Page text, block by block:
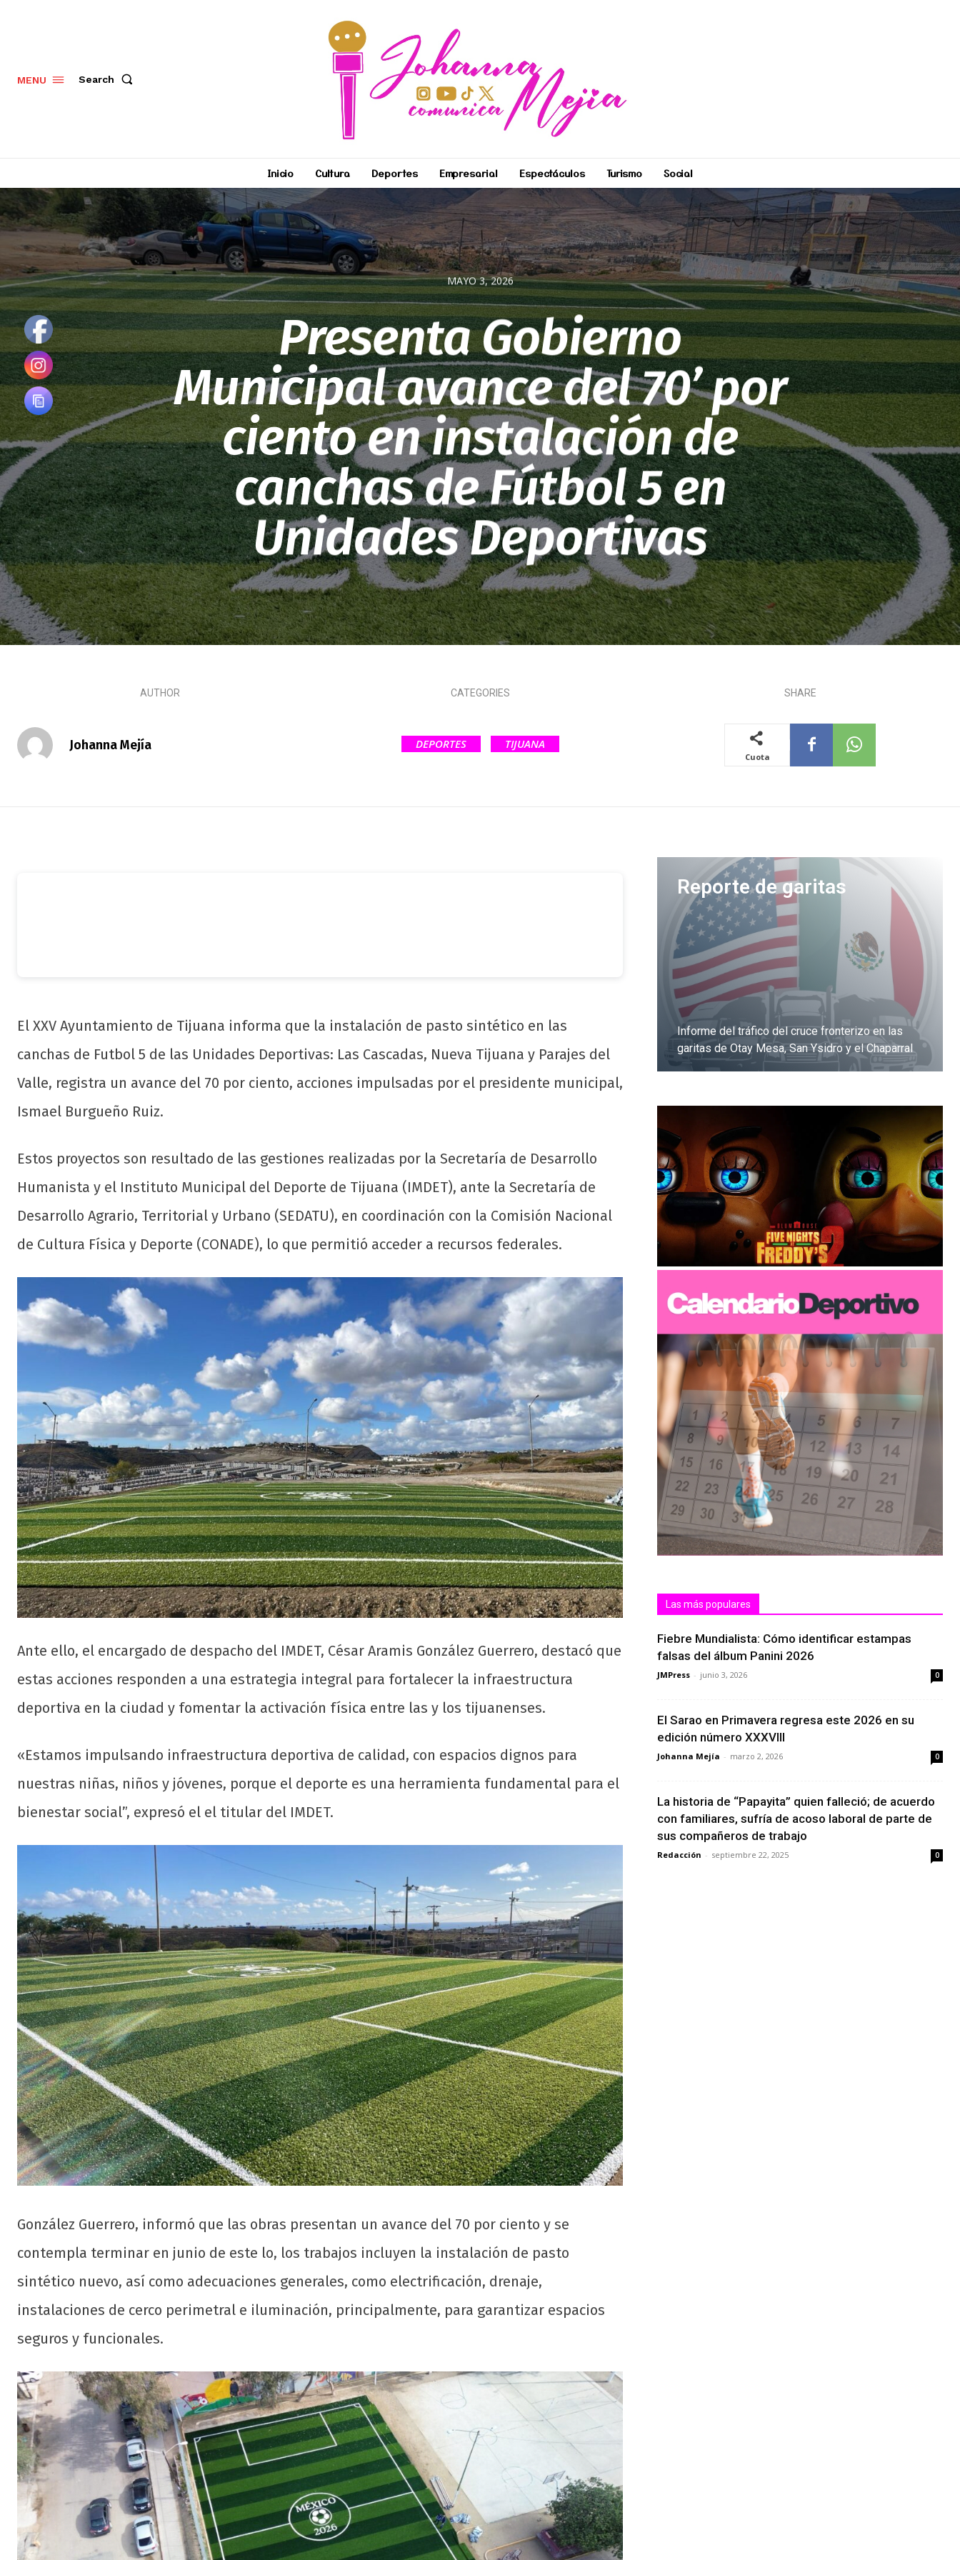
MENU Search
Inicio Cultura Deportes Empresarial Espectáculos Turismo Social
MAYO 3, 2026
Presenta Gobierno
Municipal avance del 70’ por
ciento en instalación de
canchas de Fútbol 5 en
Unidades Deportivas
AUTHOR
Johanna Mejía
CATEGORIES
DEPORTES TIJUANA
SHARE
Cuota
El XXV Ayuntamiento de Tijuana informa que la instalación de pasto sintético en las
canchas de Futbol 5 de las Unidades Deportivas: Las Cascadas, Nueva Tijuana y Parajes del
Valle, registra un avance del 70 por ciento, acciones impulsadas por el presidente municipal,
Ismael Burgueño Ruiz.
Estos proyectos son resultado de las gestiones realizadas por la Secretaría de Desarrollo
Humanista y el Instituto Municipal del Deporte de Tijuana (IMDET), ante la Secretaría de
Desarrollo Agrario, Territorial y Urbano (SEDATU), en coordinación con la Comisión Nacional
de Cultura Física y Deporte (CONADE), lo que permitió acceder a recursos federales.
Ante ello, el encargado de despacho del IMDET, César Aramis González Guerrero, destacó que
estas acciones responden a una estrategia integral para fortalecer la infraestructura
deportiva en la ciudad y fomentar la activación física entre las y los tijuanenses.
«Estamos impulsando infraestructura deportiva de calidad, con espacios dignos para
nuestras niñas, niños y jóvenes, porque el deporte es una herramienta fundamental para el
bienestar social”, expresó el el titular del IMDET.
González Guerrero, informó que las obras presentan un avance del 70 por ciento y se
contempla terminar en junio de este lo, los trabajos incluyen la instalación de pasto
sintético nuevo, así como adecuaciones generales, como electrificación, drenaje,
instalaciones de cerco perimetral e iluminación, principalmente, para garantizar espacios
seguros y funcionales.
Reporte de garitas
Informe del tráfico del cruce fronterizo en las
garitas de Otay Mesa, San Ysidro y el Chaparral
Dale clic
Las más populares
Fiebre Mundialista: Cómo identificar estampas
falsas del álbum Panini 2026
JMPress - junio 3, 2026 0
El Sarao en Primavera regresa este 2026 en su
edición número XXXVIII
Johanna Mejía - marzo 2, 2026 0
La historia de “Papayita” quien falleció; de acuerdo
con familiares, sufría de acoso laboral de parte de
sus compañeros de trabajo
Redacción - septiembre 22, 2025 0